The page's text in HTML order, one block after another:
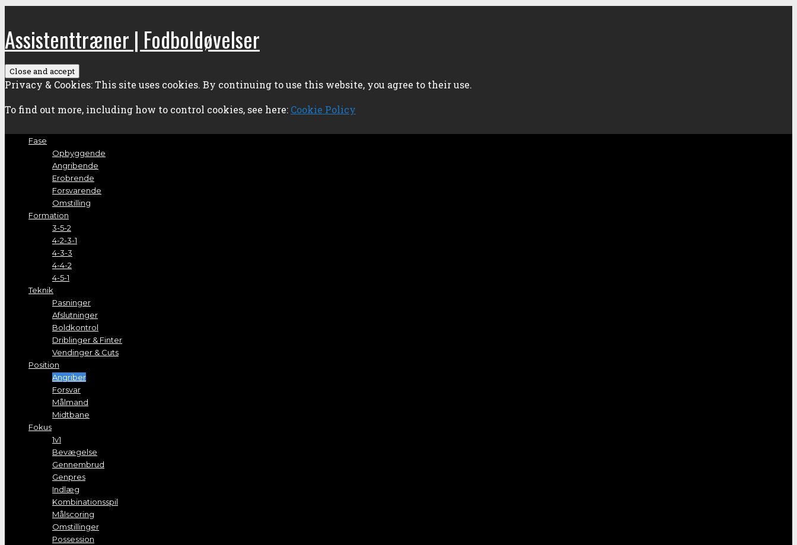
Assistenttræner | Fodboldøvelser
Privacy & Cookies: This site uses cookies. By continuing to use this website, you agree to their use.
To find out more, including how to control cookies, see here: Cookie Policy
Fase
Opbyggende
Angribende
Erobrende
Forsvarende
Omstilling
Formation
3-5-2
4-2-3-1
4-3-3
4-4-2
4-5-1
Teknik
Pasninger
Afslutninger
Boldkontrol
Driblinger & Finter
Vendinger & Cuts
Position
Angriber
Forsvar
Målmand
Midtbane
Fokus
1v1
Bevægelse
Gennembrud
Genpres
Indlæg
Kombinationsspil
Målscoring
Omstillinger
Possession